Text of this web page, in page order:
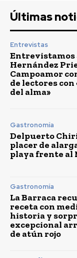
Últimas
Entrevistas
Entrevistamos
Hernández
Campoamor
de lectores con
del alma»
Gastronomía
Delpuerto
placer de
playa frente al
Gastronomía
La Barraca
receta con
historia y
excepcional
de atún rojo